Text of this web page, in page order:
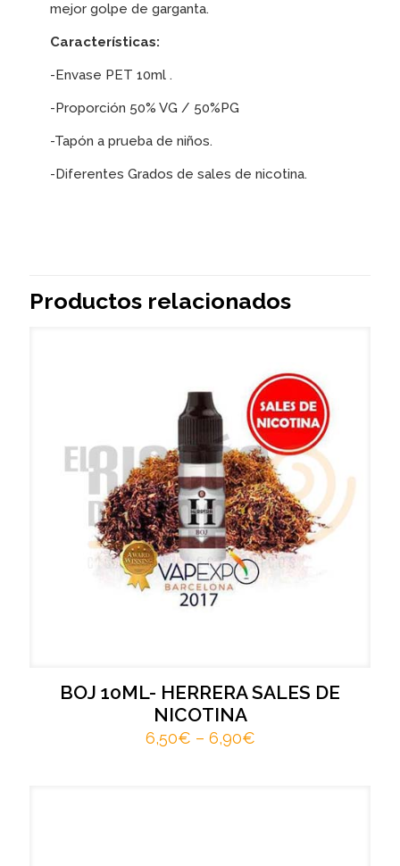
mejor golpe de garganta.
Características:
-Envase PET 10ml .
-Proporción 50% VG / 50%PG
-Tapón a prueba de niños.
-Diferentes Grados de sales de nicotina.
Productos relacionados
BOJ 10ML- HERRERA SALES DE
NICOTINA
6,50€ – 6,90€